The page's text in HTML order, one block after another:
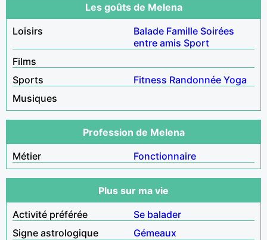
Les goûts de Melena
Loisirs
Balade Famille Soirées
entre amis Sport
Films
Sports
Fitness Randonnée Yoga
Musiques
Profession de Melena
Métier
Fonctionnaire
Plus sur ma vie
Activité préférée
Se balader
Signe astrologique
Gémeaux